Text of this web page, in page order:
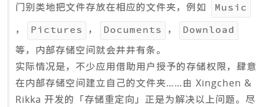
门别类地把文件存放在相应的文件夹，例如
Music
， Pictures ， Documents ， Download
等，内部存储空间就会井井有条。
实际情况是，不少应用借助用户授予的存储权限，肆意
在内部存储空间建立自己的文件夹……由 Xingchen &
Rikka 开发的「存储重定向」正是为解决以上问题。尽